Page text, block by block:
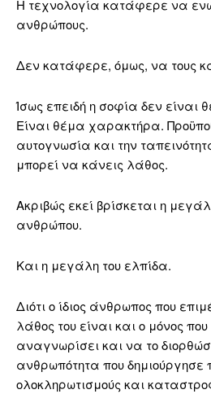
Η τεχνολογία κατάφερε να
ανθρώπους.
Δεν κατάφερε, όμως, να τους
Ίσως επειδή η σοφία δεν είναι
Είναι θέμα χαρακτήρα.
αυτογνωσία και την
μπορεί να κάνεις λάθος.
Ακριβώς εκεί βρίσκεται η
ανθρώπου.
Και η μεγάλη του ελπίδα.
Διότι ο ίδιος άνθρωπος που
λάθος του είναι και ο μόνος
αναγνωρίσει και να το
ανθρωπότητα που δημιούργησε
ολοκληρωτισμούς και